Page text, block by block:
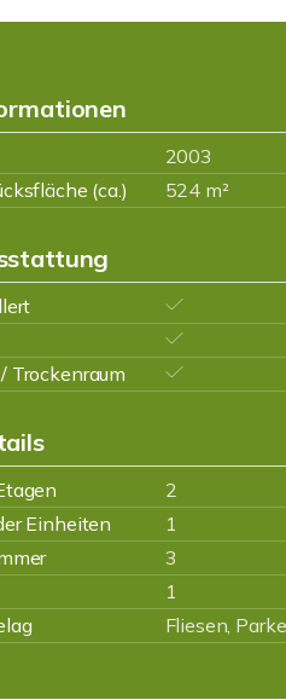
2003
(ca.)
524 m²
Trockenraum
2
Einheiten
1
3
1
Fliesen,